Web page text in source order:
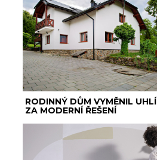
RODINNÝ DŮM VYMĚNIL UHLÍ
ZA MODERNÍ ŘEŠENÍ